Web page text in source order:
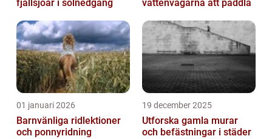
fjällsjöar i solnedgång
vattenvägarna att paddla
01 januari 2026
Barnvänliga ridlektioner
och ponnyridning
19 december 2025
Utforska gamla murar
och befästningar i städer